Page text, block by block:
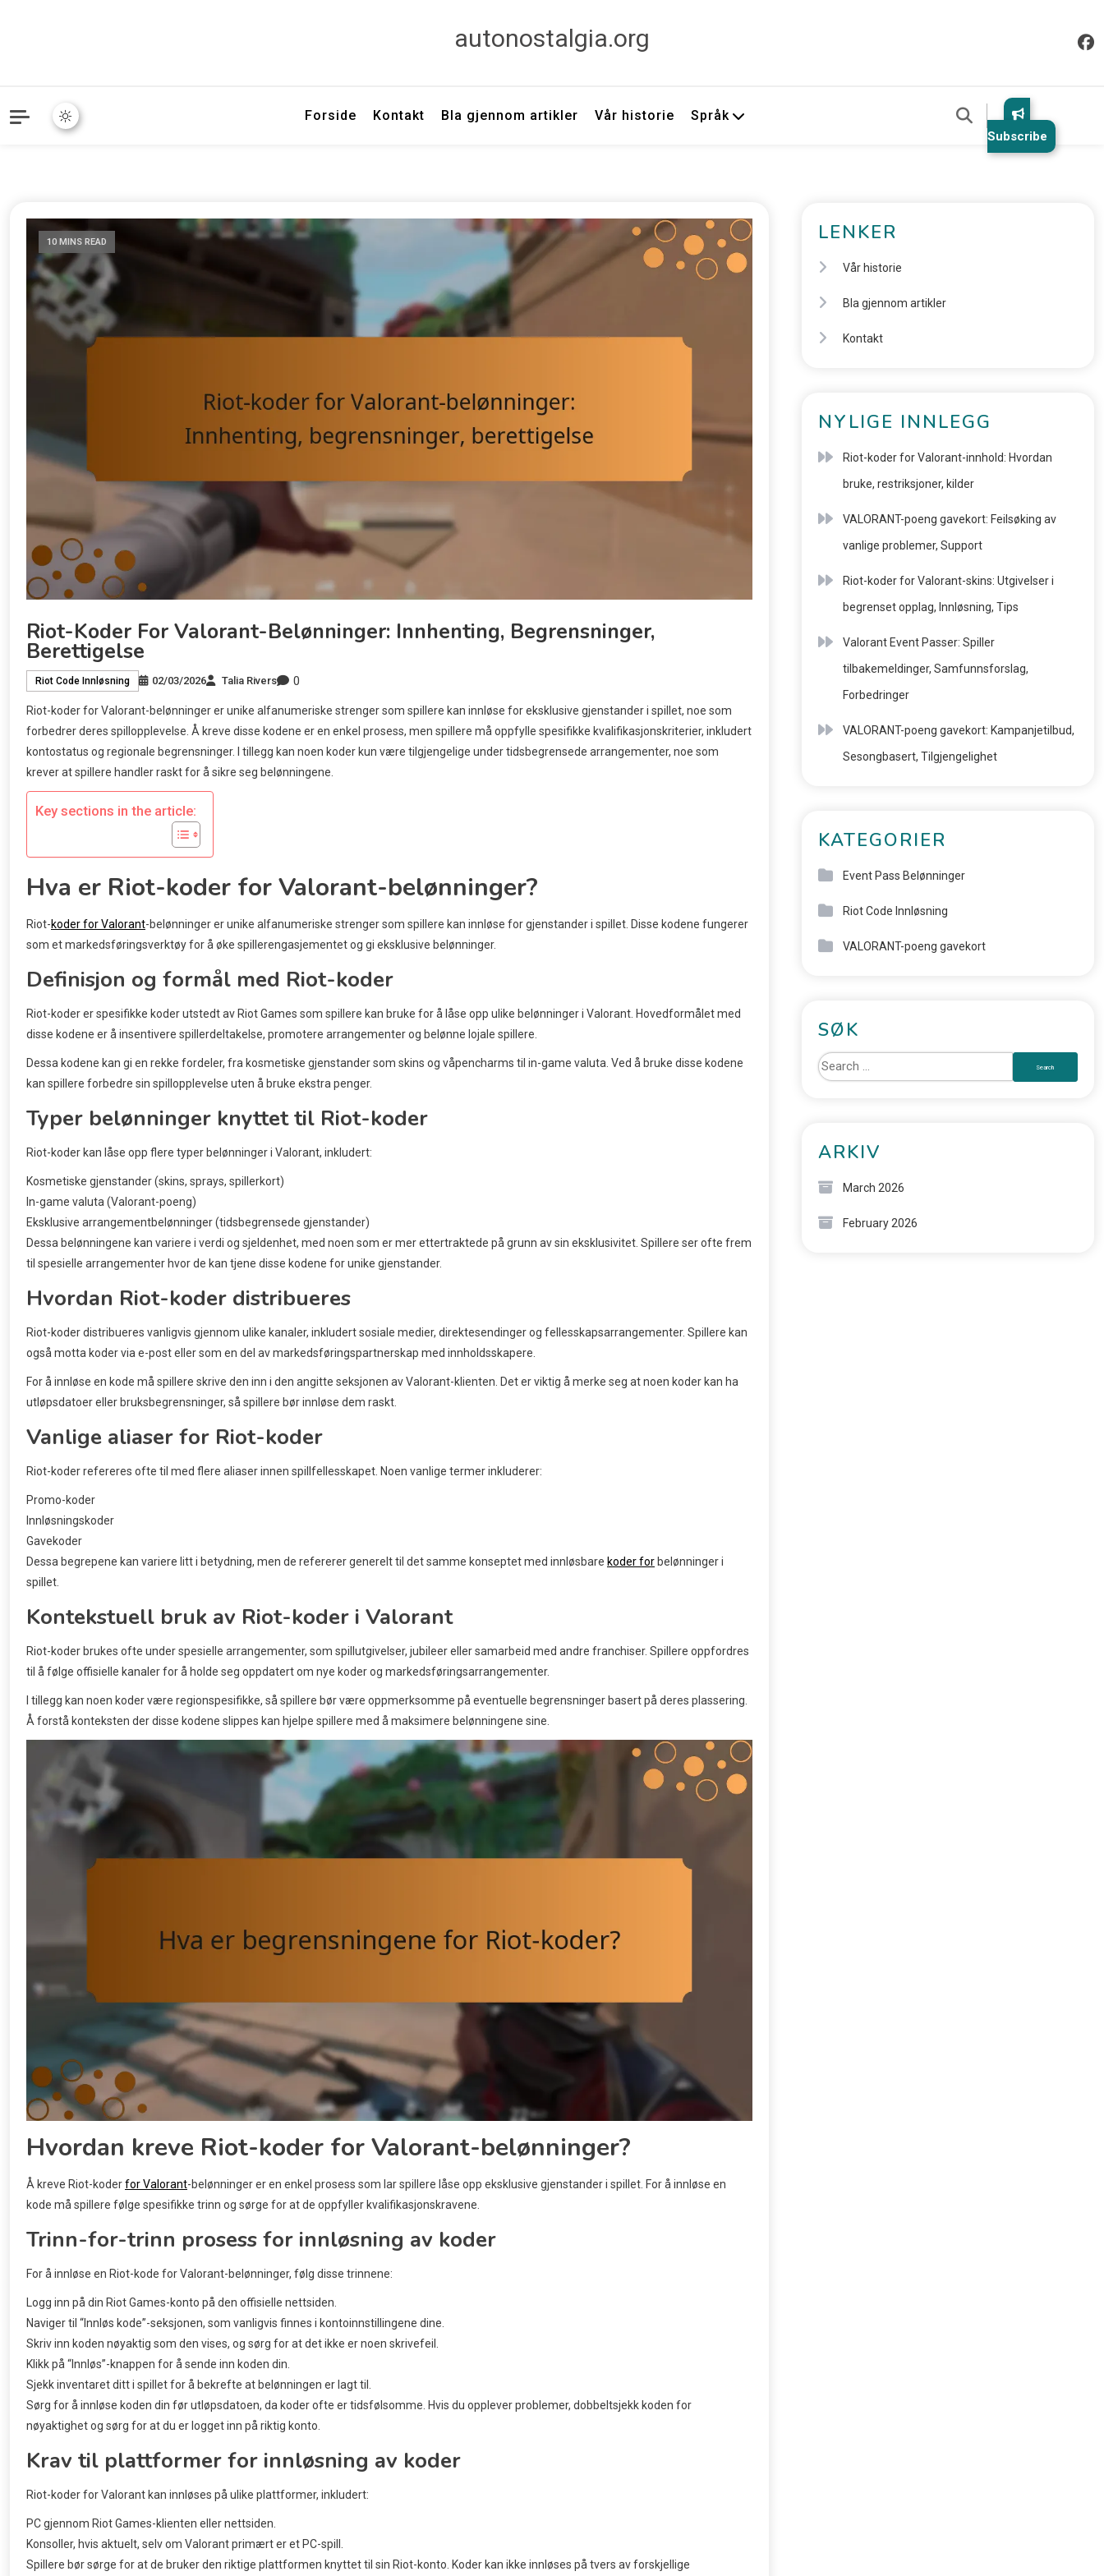
autonostalgia.org
Forside Kontakt Bla gjennom artikler Vår historie Språk
Subscribe
10 MINS READ
Riot-Koder For Valorant-Belønninger: Innhenting, Begrensninger,
Berettigelse
Riot Code Innløsning 02/03/2026 Talia Rivers 0
Riot-koder for Valorant-belønninger er unike alfanumeriske strenger som spillere kan innløse for eksklusive gjenstander i spillet, noe som
forbedrer deres spillopplevelse. Å kreve disse kodene er en enkel prosess, men spillere må oppfylle spesifikke kvalifikasjonskriterier, inkludert
kontostatus og regionale begrensninger. I tillegg kan noen koder kun være tilgjengelige under tidsbegrensede arrangementer, noe som
krever at spillere handler raskt for å sikre seg belønningene.
Key sections in the article:
Hva er Riot-koder for Valorant-belønninger?
Riot-koder for Valorant-belønninger er unike alfanumeriske strenger som spillere kan innløse for gjenstander i spillet. Disse kodene fungerer
som et markedsføringsverktøy for å øke spillerengasjementet og gi eksklusive belønninger.
Definisjon og formål med Riot-koder
Riot-koder er spesifikke koder utstedt av Riot Games som spillere kan bruke for å låse opp ulike belønninger i Valorant. Hovedformålet med
disse kodene er å insentivere spillerdeltakelse, promotere arrangementer og belønne lojale spillere.
Dessa kodene kan gi en rekke fordeler, fra kosmetiske gjenstander som skins og våpencharms til in-game valuta. Ved å bruke disse kodene
kan spillere forbedre sin spillopplevelse uten å bruke ekstra penger.
Typer belønninger knyttet til Riot-koder
Riot-koder kan låse opp flere typer belønninger i Valorant, inkludert:
Kosmetiske gjenstander (skins, sprays, spillerkort)
In-game valuta (Valorant-poeng)
Eksklusive arrangementbelønninger (tidsbegrensede gjenstander)
Dessa belønningene kan variere i verdi og sjeldenhet, med noen som er mer ettertraktede på grunn av sin eksklusivitet. Spillere ser ofte frem
til spesielle arrangementer hvor de kan tjene disse kodene for unike gjenstander.
Hvordan Riot-koder distribueres
Riot-koder distribueres vanligvis gjennom ulike kanaler, inkludert sosiale medier, direktesendinger og fellesskapsarrangementer. Spillere kan
også motta koder via e-post eller som en del av markedsføringspartnerskap med innholdsskapere.
For å innløse en kode må spillere skrive den inn i den angitte seksjonen av Valorant-klienten. Det er viktig å merke seg at noen koder kan ha
utløpsdatoer eller bruksbegrensninger, så spillere bør innløse dem raskt.
Vanlige aliaser for Riot-koder
Riot-koder refereres ofte til med flere aliaser innen spillfellesskapet. Noen vanlige termer inkluderer:
Promo-koder
Innløsningskoder
Gavekoder
Dessa begrepene kan variere litt i betydning, men de refererer generelt til det samme konseptet med innløsbare koder for belønninger i
spillet.
Kontekstuell bruk av Riot-koder i Valorant
Riot-koder brukes ofte under spesielle arrangementer, som spillutgivelser, jubileer eller samarbeid med andre franchiser. Spillere oppfordres
til å følge offisielle kanaler for å holde seg oppdatert om nye koder og markedsføringsarrangementer.
I tillegg kan noen koder være regionspesifikke, så spillere bør være oppmerksomme på eventuelle begrensninger basert på deres plassering.
Å forstå konteksten der disse kodene slippes kan hjelpe spillere med å maksimere belønningene sine.
Hvordan kreve Riot-koder for Valorant-belønninger?
Å kreve Riot-koderfor Valorant-belønninger er en enkel prosess som lar spillere låse opp eksklusive gjenstander i spillet. For å innløse en
kode må spillere følge spesifikke trinn og sørge for at de oppfyller kvalifikasjonskravene.
Trinn-for-trinn prosess for innløsning av koder
For å innløse en Riot-kode for Valorant-belønninger, følg disse trinnene:
Logg inn på din Riot Games-konto på den offisielle nettsiden.
Naviger til “Innløs kode”-seksjonen, som vanligvis finnes i kontoinnstillingene dine.
Skriv inn koden nøyaktig som den vises, og sørg for at det ikke er noen skrivefeil.
Klikk på “Innløs”-knappen for å sende inn koden din.
Sjekk inventaret ditt i spillet for å bekrefte at belønningen er lagt til.
Sørg for å innløse koden din før utløpsdatoen, da koder ofte er tidsfølsomme. Hvis du opplever problemer, dobbeltsjekk koden for
nøyaktighet og sørg for at du er logget inn på riktig konto.
Krav til plattformer for innløsning av koder
Riot-koder for Valorant kan innløses på ulike plattformer, inkludert:
PC gjennom Riot Games-klienten eller nettsiden.
Konsoller, hvis aktuelt, selv om Valorant primært er et PC-spill.
Spillere bør sørge for at de bruker den riktige plattformen knyttet til sin Riot-konto. Koder kan ikke innløses på tvers av forskjellige
LENKER
Vår historie
Bla gjennom artikler
Kontakt
NYLIGE INNLEGG
Riot-koder for Valorant-innhold: Hvordan
bruke, restriksjoner, kilder
VALORANT-poeng gavekort: Feilsøking av
vanlige problemer, Support
Riot-koder for Valorant-skins: Utgivelser i
begrenset opplag, Innløsning, Tips
Valorant Event Passer: Spiller
tilbakemeldinger, Samfunnsforslag,
Forbedringer
VALORANT-poeng gavekort: Kampanjetilbud,
Sesongbasert, Tilgjengelighet
KATEGORIER
Event Pass Belønninger
Riot Code Innløsning
VALORANT-poeng gavekort
SØK
ARKIV
March 2026
February 2026